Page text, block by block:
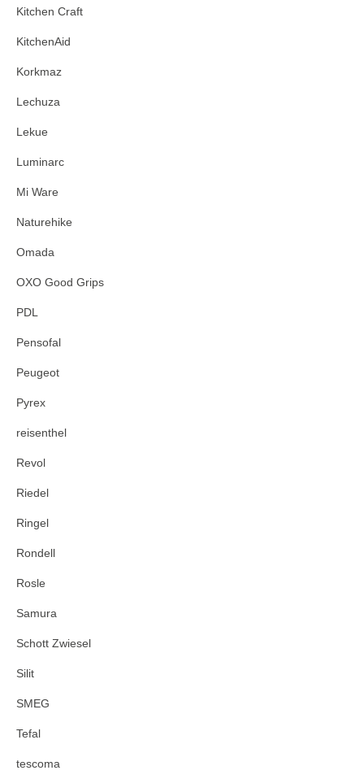
Kitchen Craft
KitchenAid
Korkmaz
Lechuza
Lekue
Luminarc
Mi Ware
Naturehike
Omada
OXO Good Grips
PDL
Pensofal
Peugeot
Pyrex
reisenthel
Revol
Riedel
Ringel
Rondell
Rosle
Samura
Schott Zwiesel
Silit
SMEG
Tefal
tescoma